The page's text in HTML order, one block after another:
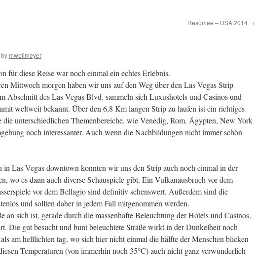
Resümee – USA 2014 →
by mwellmeyer
für diese Reise war noch einmal ein echtes Erlebnis.
Mittwoch morgen haben wir uns auf den Weg über den Las Vegas Strip
Abschnitt des Las Vegas Blvd. sammeln sich Luxushotels und Casinos und
weltweit bekannt. Über den 6,8 Km langen Strip zu laufen ist ein richtiges
die unterschiedlichen Themenbereiche, wie Venedig, Rom, Ägypten, New York
noch interessanter. Auch wenn die Nachbildungen nicht immer schön
in Las Vegas downtown konnten wir uns den Strip auch noch einmal in der
wo es dann auch diverse Schauspiele gibt. Ein Vulkanausbruch vor dem
vor dem Bellagio sind definitiv sehenswert. Außerdem sind die
und sollten daher in jedem Fall mitgenommen werden.
an sich ist, gerade durch die massenhafte Beleuchtung der Hotels und Casinos,
Die gut besucht und bunt beleuchtete Straße wirkt in der Dunkelheit noch
am helllichten tag, wo sich hier nicht einmal die hälfte der Menschen blicken
Temperaturen (von immerhin noch 35°C) auch nicht ganz verwunderlich